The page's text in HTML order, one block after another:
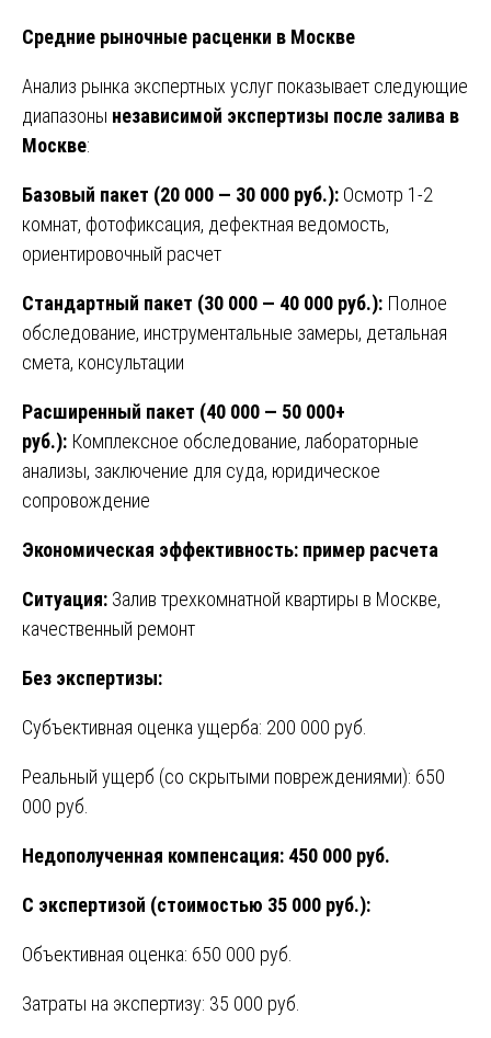
Средние рыночные расценки в Москве
Анализ рынка экспертных услуг показывает следующие
диапазоны независимой экспертизы после залива в
Москве:
Базовый пакет (20 000 — 30 000 руб.): Осмотр 1-2
комнат, фотофиксация, дефектная ведомость,
ориентировочный расчет
Стандартный пакет (30 000 — 40 000 руб.): Полное
обследование, инструментальные замеры, детальная
смета, консультации
Расширенный пакет (40 000 — 50 000+
руб.): Комплексное обследование, лабораторные
анализы, заключение для суда, юридическое
сопровождение
Экономическая эффективность: пример расчета
Ситуация: Залив трехкомнатной квартиры в Москве,
качественный ремонт
Без экспертизы:
Субъективная оценка ущерба: 200 000 руб.
Реальный ущерб (со скрытыми повреждениями): 650
000 руб.
Недополученная компенсация: 450 000 руб.
С экспертизой (стоимостью 35 000 руб.):
Объективная оценка: 650 000 руб.
Затраты на экспертизу: 35 000 руб.